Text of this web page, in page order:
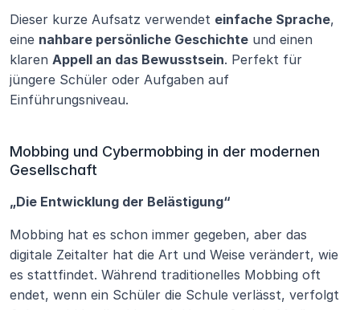
Dieser kurze Aufsatz verwendet einfache Sprache,
eine nahbare persönliche Geschichte und einen
klaren Appell an das Bewusstsein. Perfekt für
jüngere Schüler oder Aufgaben auf
Einführungsniveau.
Mobbing und Cybermobbing in der modernen
Gesellschaft
„Die Entwicklung der Belästigung“
Mobbing hat es schon immer gegeben, aber das
digitale Zeitalter hat die Art und Weise verändert, wie
es stattfindet. Während traditionelles Mobbing oft
endet, wenn ein Schüler die Schule verlässt, verfolgt